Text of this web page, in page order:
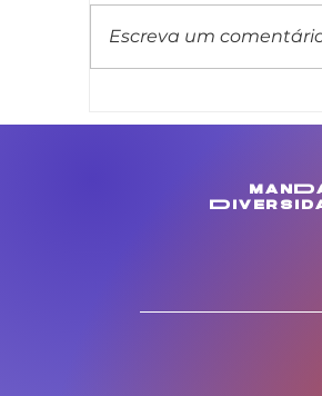
melhorias para
em Estância
Escreva um